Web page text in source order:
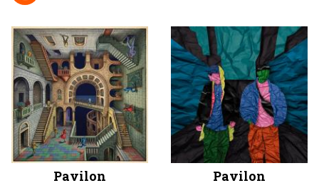
Pavilon Pavilon